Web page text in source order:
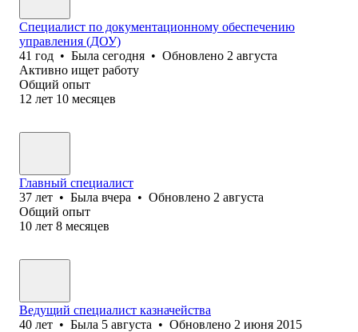
Специалист по документационному обеспечению
управления (ДОУ)
41 год • Была сегодня • Обновлено 2 августа
Активно ищет работу
Общий опыт
12 лет 10 месяцев
Главный специалист
37 лет • Была вчера • Обновлено 2 августа
Общий опыт
10 лет 8 месяцев
Ведущий специалист казначейства
40 лет • Была 5 августа • Обновлено 2 июня 2015